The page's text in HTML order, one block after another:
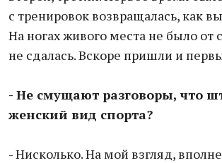
с тренировок возвращалась, как
На ногах живого места не было от
не сдалась. Вскоре пришли и
- Не смущают разговоры, что
женский вид спорта?
- Нисколько. На мой взгляд,